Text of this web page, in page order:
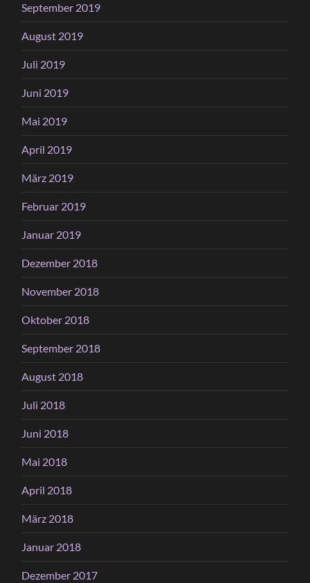
September 2019
August 2019
Juli 2019
Juni 2019
Mai 2019
April 2019
März 2019
Februar 2019
Januar 2019
Dezember 2018
November 2018
Oktober 2018
September 2018
August 2018
Juli 2018
Juni 2018
Mai 2018
April 2018
März 2018
Januar 2018
Dezember 2017